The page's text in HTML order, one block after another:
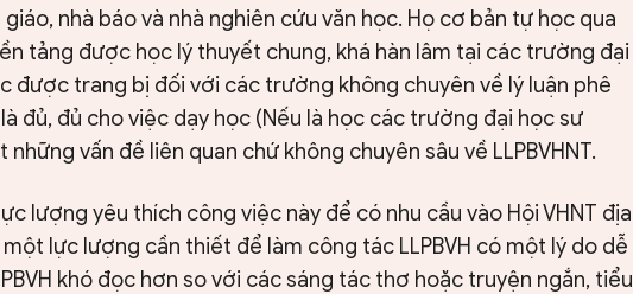
giáo, nhà báo và nhà nghiên cứu văn học. Họ cơ bản tự học qua
tảng được học lý thuyết chung, khá hàn lâm tại các trường đại
được trang bị đối với các trường không chuyên về lý luận phê
đủ, đủ cho việc dạy học (Nếu là học các trường đại học sư
vấn đề liên quan chứ không chuyên sâu về LLPBVHNT.
lượng yêu thích công việc này để có nhu cầu vào Hội VHNT địa
lực lượng cần thiết để làm công tác LLPBVH có một lý do dễ
khó đọc hơn so với các sáng tác thơ hoặc truyện ngắn, tiểu